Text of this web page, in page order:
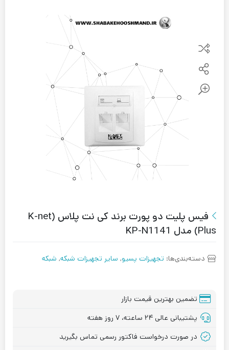
فیس پلیت دو پورت برند کی نت پلاس (K-net
Plus) مدل KP-N1141
دسته‌بندی‌ها: تجهیزات پسیو, سایر تجهیزات شبکه, شبکه
تضمین بهترین قیمت بازار
پشتیبانی عالی ۲۴ ساعته، ۷ روز هفته
در صورت درخواست فاکتور رسمی تماس بگیرید